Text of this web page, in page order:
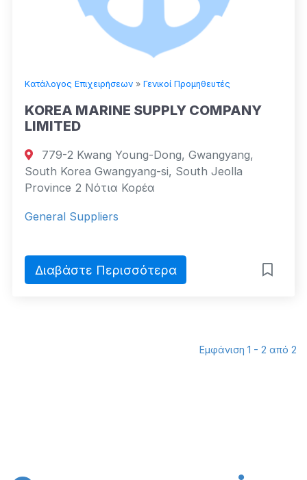
Κατάλογος Επιχειρήσεων » Γενικοί Προμηθευτές
KOREA MARINE SUPPLY COMPANY
LIMITED
779-2 Kwang Young-Dong, Gwangyang,
South Korea Gwangyang-si, South Jeolla
Province 2 Νότια Κορέα
General Suppliers
Διαβάστε Περισσότερα
Εμφάνιση 1 - 2 από 2